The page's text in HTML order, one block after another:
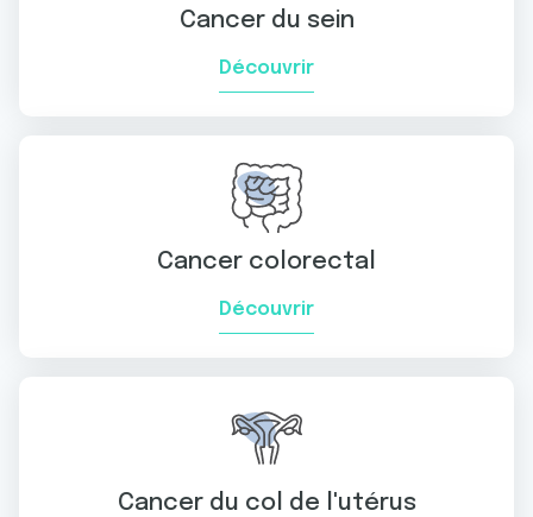
Cancer du sein
Découvrir
Cancer colorectal
Découvrir
Cancer du col de l'utérus